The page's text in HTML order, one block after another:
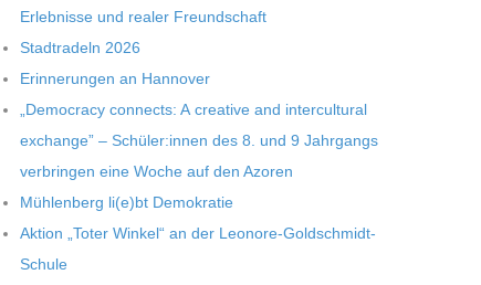
Erleb­nisse und rea­ler Freundschaft
Stadt­ra­deln 2026
Erin­ne­run­gen an Hannover
„Demo­cracy con­nects: A crea­tive and inter­cul­tu­ral
exch­ange” – Schüler:innen des 8. und 9 Jahr­gangs
ver­brin­gen eine Woche auf den Azoren
Müh­len­berg li(e)bt Demokratie
Aktion „Toter Win­kel“ an der Leonore-Goldschmidt-
Schule